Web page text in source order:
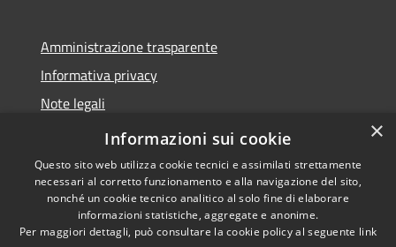
Amministrazione trasparente
Informativa privacy
Note legali
Dichiarazione di accessibilità
Accessibilità
Copyright © 2026 • Comune di
Gaggiano • Powered by
×
Informazioni sui cookie
Questo sito web utilizza cookie tecnici e assimilati strettamente
necessari al corretto funzionamento e alla navigazione del sito,
nonché un cookie tecnico analitico al solo fine di elaborare
informazioni statistiche, aggregate e anonime.
Per maggiori dettagli, può consultare la cookie policy al seguente link